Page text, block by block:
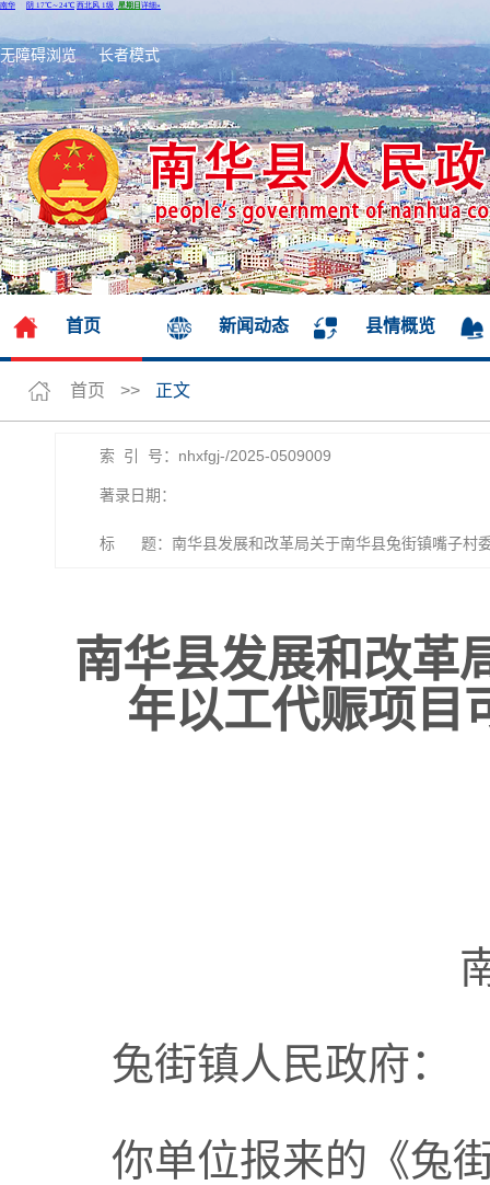
无障碍浏览 长者模式
首页 新闻动态 县情概览
首页 >> 正文
索 引 号：nhxfgj-/2025-0509009
著录日期：
标 题：南华县发展和改革局关于南华县兔街镇嘴子村
南华县发展和改革
年以工代赈项目
兔街镇人民政府：
你单位报来的《兔